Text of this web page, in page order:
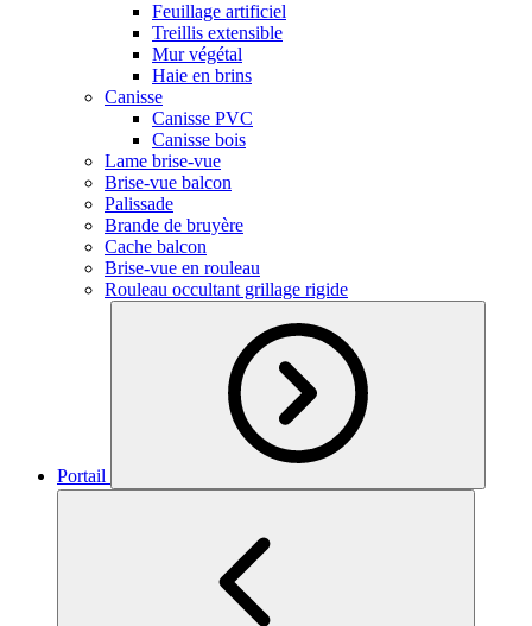
Feuillage artificiel
Treillis extensible
Mur végétal
Haie en brins
Canisse
Canisse PVC
Canisse bois
Lame brise-vue
Brise-vue balcon
Palissade
Brande de bruyère
Cache balcon
Brise-vue en rouleau
Rouleau occultant grillage rigide
Portail